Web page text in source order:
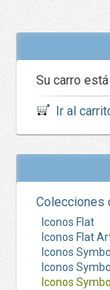
Su carro
Ir al
Colecciones
Iconos Flat
Iconos Flat
Iconos
Iconos
Iconos